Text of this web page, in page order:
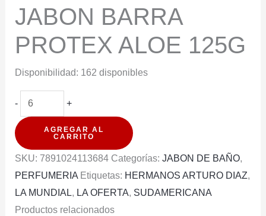
JABON BARRA
PROTEX ALOE 125G
Disponibilidad: 162 disponibles
-
JABON
BARRA
PROTEX
ALOE
+
AGREGAR AL
CARRITO
SKU: 7891024113684 Categorías: JABON DE BAÑO,
PERFUMERIA Etiquetas: HERMANOS ARTURO DIAZ,
LA MUNDIAL, LA OFERTA, SUDAMERICANA
Productos relacionados